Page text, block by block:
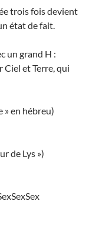
trois fois devient
état de fait.
un grand H :
Ciel et Terre, qui
» en hébreu)
de Lys »)